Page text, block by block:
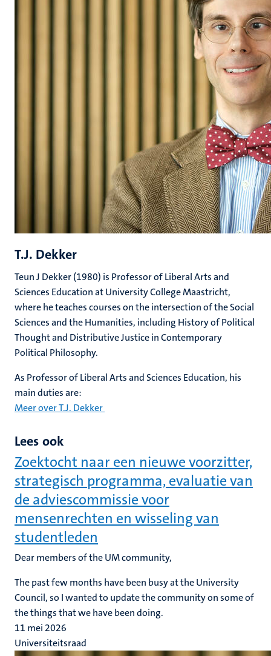
T.J. Dekker
Teun J Dekker (1980) is Professor of Liberal Arts and
Sciences Education at University College Maastricht,
where he teaches courses on the intersection of the Social
Sciences and the Humanities, including History of Political
Thought and Distributive Justice in Contemporary
Political Philosophy.
As Professor of Liberal Arts and Sciences Education, his
main duties are:
Meer over T.J. Dekker
Lees ook
Zoektocht naar een nieuwe voorzitter,
strategisch programma, evaluatie van
de adviescommissie voor
mensenrechten en wisseling van
studentleden
Dear members of the UM community,
The past few months have been busy at the University
Council, so I wanted to update the community on some of
the things that we have been doing.
11 mei 2026
Universiteitsraad